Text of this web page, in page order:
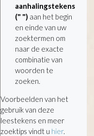
aanhalingstekens
(" ") aan het begin
en einde van uw
zoektermen om
naar de exacte
combinatie van
woorden te
zoeken.
Voorbeelden van het
gebruik van deze
leestekens en meer
zoektips vindt u hier.